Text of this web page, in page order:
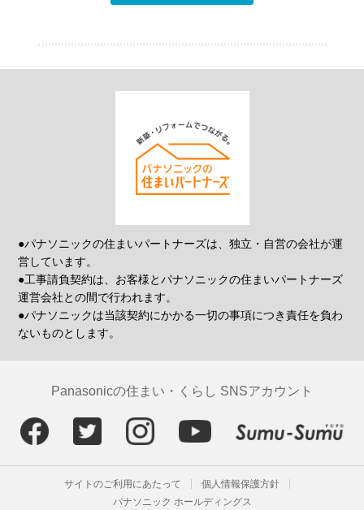
●パナソニックの住まいパートナーズは、独立・自営の会社が運
営しています。
●工事請負契約は、お客様とパナソニックの住まいパートナーズ
運営会社との間で行われます。
●パナソニックは当該契約にかかる一切の事項につき責任を負わ
ないものとします。
Panasonicの住まい・くらし SNSアカウント
サイトのご利用にあたって
個人情報保護方針
パナソニック ホールディングス